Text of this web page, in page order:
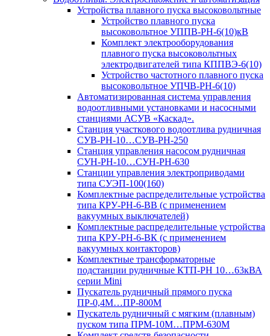
Устройства плавного пуска высоковольтные
Устройство плавного пуска
высоковольтное УППВ-РН-6(10)кВ
Комплект электрооборудования
плавного пуска высоковольтных
электродвигателей типа КППВЭ-6(10)
Устройство частотного плавного пуска
высоковольтное УПЧВ-РН-6(10)
Автоматизированная система управления
водоотливными установками и насосными
станциями АСУВ «Каскад».
Станция участкового водоотлива рудничная
СУВ-РН-10…СУВ-РН-250
Станция управления насосом рудничная
СУН-РН-10…СУН-РН-630
Станции управления электроприводами
типа СУЭП-100(160)
Комплектные распределительные устройства
типа КРУ-РН-6-ВВ (с применением
вакуумных выключателей)
Комплектные распределительные устройства
типа КРУ-РН-6-ВК (с применением
вакуумных контакторов)
Комплектные трансформаторные
подстанции рудничные КТП-РН 10…63кВА
серии Mini
Пускатель рудничный прямого пуска
ПР-0,4М…ПР-800М
Пускатель рудничный с мягким (плавным)
пуском типа ПРМ-10М…ПРМ-630М